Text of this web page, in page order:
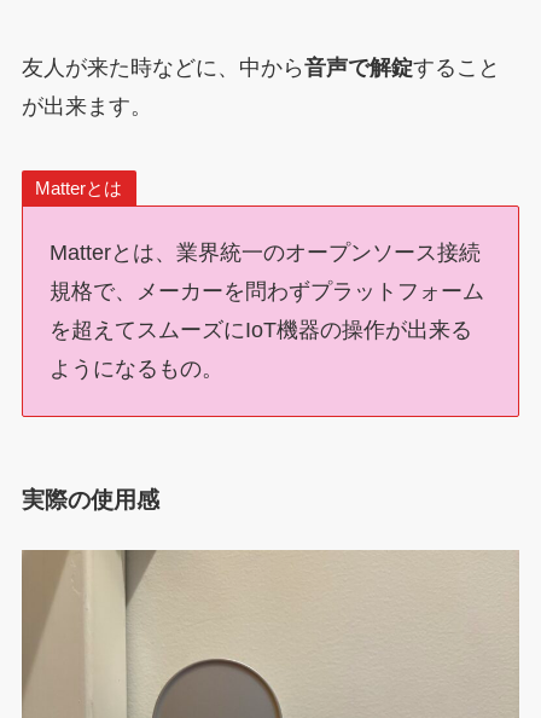
友人が来た時などに、中から音声で解錠すること
が出来ます。
Matterとは
Matterとは、業界統一のオープンソース接続
規格で、メーカーを問わずプラットフォーム
を超えてスムーズにIoT機器の操作が出来る
ようになるもの。
実際の使用感